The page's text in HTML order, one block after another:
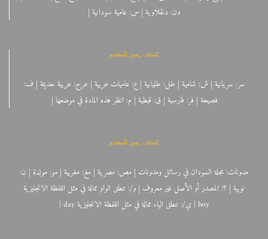
دن: دنقلاوية | س: عامية سودانية |
كشاف رموز المعجم
سر: سريانية | ش: شامية | طل: طليانية | ع: عاميات عربية | عرح: عربية حديثة | ف:
فصيحة | فر: فارسية | ق: قبطية | م: انظر هذه المادة في موضعها |
كشاف رموز المعجم
مدونات: مجلة السودان في رسائل ومدونات | مص: مصرية | مغ: مغربية | مو: مولدة | ن:
نوبية | ؟: المصدر أو الأصل غير معروف | و/: تنطق الواو ممالة في مثل اللفظة الانجليزية
boy | ي/: تنطق الياء ممالة في مثل اللفظة الانجليزية day |